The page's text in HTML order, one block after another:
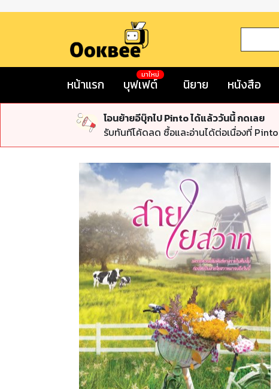
หน้าแรก บุฟเฟต์
มาใหม่
นิยาย หนังสือ
โอนย้ายอีบุ๊กไป Pinto ได้แล้ววันนี้ กดเลย
รับทันทีโค้ดลด ซื้อและอ่านได้ต่อเนื่องที่ Pinto